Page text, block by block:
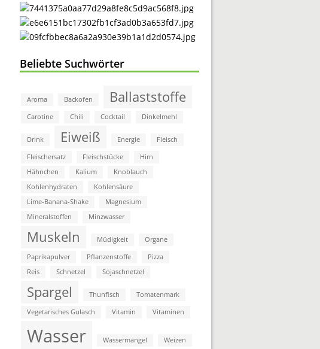
Beliebte Suchwörter
Aroma Backofen Ballaststoffe
Carotine Chili Cocktail Dinkelmehl
Drink Eiweiß Energie Fleisch
Fleischersatz Fleischstücke
Hirn
Hähnchen
Kalium
Knoblauch
Kohlenhydraten
Kohlensäure
Lime-Banana-Shake
Magnesium
Mineralstoffen
Minzwasser
Muskeln Müdigkeit Organe
Paprikapulver Pflanzenstoffe
Pizza
Reis
Schnetzel Sojaschnetzel
Spargel Thunfisch Tomatenmark
Vegetarisches Gulasch Vitamin Vitaminen
Wasser Wassermangel Weizen